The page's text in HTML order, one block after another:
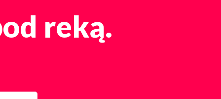
reką.